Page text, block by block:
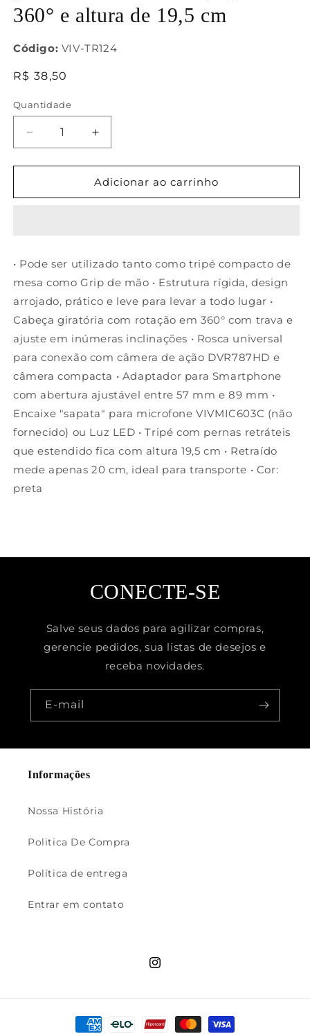
360° e altura de 19,5 cm
Código: VIV-TR124
Preço
R$ 38,50
Quantidade
Diminuir
a
quantidade
Tripé
celular
com
cabeça
giratória
360°
e
altura
de
cm
Aumentar
a
quantidade
de
Tripé
celular
com
cabeça
giratória
360°
e
altura
de
cm
Adicionar ao carrinho
• Pode ser utilizado tanto como tripé compacto de
mesa como Grip de mão • Estrutura rígida, design
arrojado, prático e leve para levar a todo lugar •
Cabeça giratória com rotação em 360° com trava e
ajuste em inúmeras inclinações • Rosca universal
para conexão com câmera de ação DVR787HD e
câmera compacta • Adaptador para Smartphone
com abertura ajustável entre 57 mm e 89 mm •
Encaixe "sapata" para microfone VIVMIC603C (não
fornecido) ou Luz LED • Tripé com pernas retráteis
que estendido fica com altura 19,5 cm • Retraído
mede apenas 20 cm, ideal para transporte • Cor:
preta
CONECTE-SE
Salve seus dados para agilizar compras,
gerencie pedidos, sua listas de desejos e
receba novidades.
E-mail
Informações
Nossa História
Politica De Compra
Política de entrega
Entrar em contato
Instagram
Formas